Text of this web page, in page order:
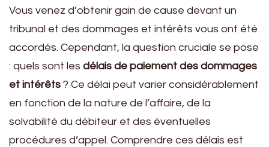
Vous venez d’obtenir gain de cause devant un
tribunal et des dommages et intérêts vous ont été
accordés. Cependant, la question cruciale se pose
: quels sont les délais de paiement des dommages
et intérêts ? Ce délai peut varier considérablement
en fonction de la nature de l’affaire, de la
solvabilité du débiteur et des éventuelles
procédures d’appel. Comprendre ces délais est